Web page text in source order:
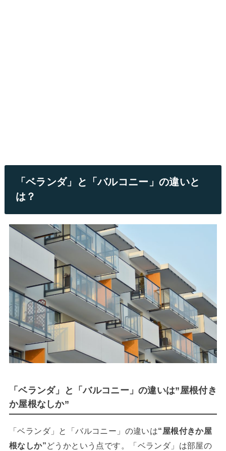
「ベランダ」と「バルコニー」の違いと
は？
「ベランダ」と「バルコニー」の違いは”屋根付き
か屋根なしか”
「ベランダ」と「バルコニー」の違いは“屋根付きか屋
根なしか”どうかという点です。「ベランダ」は部屋の